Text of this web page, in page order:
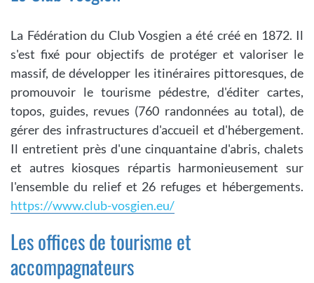
La Fédération du Club Vosgien a été créé en 1872. Il
s'est fixé pour objectifs de protéger et valoriser le
massif, de développer les itinéraires pittoresques, de
promouvoir le tourisme pédestre, d'éditer cartes,
topos, guides, revues (760 randonnées au total), de
gérer des infrastructures d'accueil et d'hébergement.
Il entretient près d'une cinquantaine d'abris, chalets
et autres kiosques répartis harmonieusement sur
l'ensemble du relief et 26 refuges et hébergements.
https://www.club-vosgien.eu/
Les offices de tourisme et
accompagnateurs